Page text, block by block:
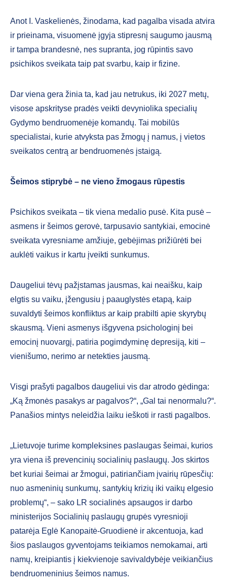
Anot I. Vaskelienės, žinodama, kad pagal­ba visada atvira
ir prieinama, visuomenė įgyja stipresnį saugumo jausmą
ir tampa brandesnė, nes supranta, jog rūpintis savo
psichikos sveikata taip pat svarbu, kaip ir fizine.
Dar viena gera žinia ta, kad jau netrukus, iki 2027 metų,
visose apskri­tyse pradės veikti devyniolika specialių
Gydymo bendruomenėje komandų. Tai mobilūs
specialistai, kurie atvyksta pas žmogų į namus, į vietos
sveikatos centrą ar bendruomenės įstaigą.
Šeimos stiprybė – ne vieno žmogaus rūpestis
Psichikos sveikata – tik viena meda­lio pusė. Kita pusė –
asmens ir šeimos gerovė, tarpusavio santykiai, emocinė
sveikata vyresniame amžiuje, gebėjimas prižiūrėti bei
auklėti vaikus ir kartu įveikti sunkumus.
Daugeliui tėvų pažįstamas jausmas, kai neaišku, kaip
elgtis su vaiku, įžengusiu į paauglystės etapą, kaip
suvaldyti šeimos konfliktus ar kaip prabilti apie skyrybų
skausmą. Vieni asmenys išgyvena psi­chologinį bei
emocinį nuovargį, patiria pogimdyminę depresiją, kiti –
vienišumo, nerimo ar netekties jausmą.
Visgi prašyti pagalbos daugeliui vis dar atrodo gėdin­ga:
„Ką žmonės pasakys ar pagalvos?“, „Gal tai nenormalu?“.
Panašios mintys neleidžia laiku ieškoti ir rasti pagalbos.
„Lietuvoje turime kompleksines paslaugas šeimai, kurios
yra viena iš prevencinių socialinių paslaugų. Jos skirtos
bet kuriai šeimai ar žmogui, patiriančiam įvairių rūpesčių:
nuo asme­ninių sunkumų, santykių krizių iki vaikų elgesio
problemų“, – sako LR socialinės apsaugos ir darbo
ministerijos Socialinių paslaugų grupės vyresnioji
patarėja Eglė Kanopaitė-Gruodienė ir akcentuoja, kad
šios paslaugos gyventojams teikiamos nemokamai, arti
namų, kreipiantis į kiekvienoje savivaldybėje veikiančius
bendruomeninius šeimos namus.